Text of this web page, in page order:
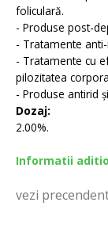
foliculară.
- Produse post-
- Tratamente
- Tratamente cu
pilozitatea
- Produse antirid
Dozaj:
2.00%.
Informatii
vezi